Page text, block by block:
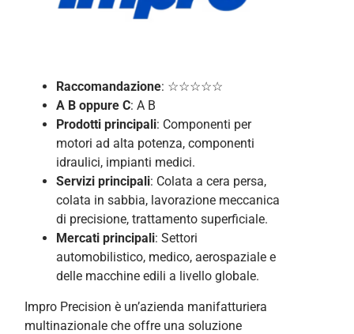
Raccomandazione: ☆☆☆☆☆
A B oppure C: A B
Prodotti principali: Componenti per
motori ad alta potenza, componenti
idraulici, impianti medici.
Servizi principali: Colata a cera persa,
colata in sabbia, lavorazione meccanica
di precisione, trattamento superficiale.
Mercati principali: Settori
automobilistico, medico, aerospaziale e
delle macchine edili a livello globale.
Impro Precision è un’azienda manifatturiera
multinazionale che offre una soluzione